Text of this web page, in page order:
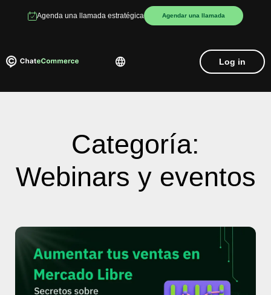
Agenda una llamada estratégica Agendar una llamada
Log in
Categoría:
Webinars y eventos